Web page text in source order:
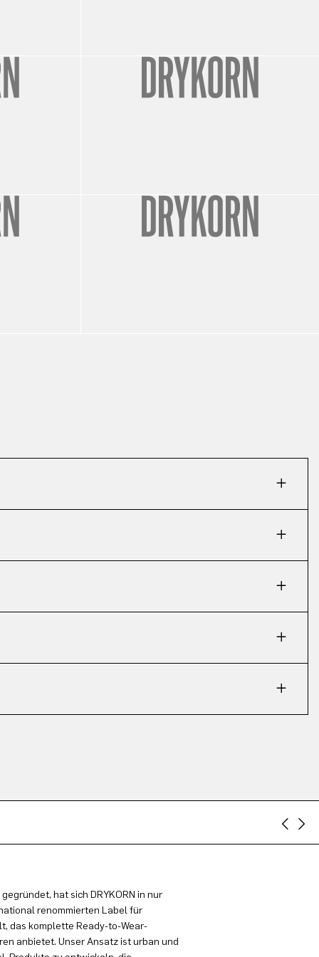
hat sich DRYKORN in nur
renommierten Label für
das komplette Ready-to-Wear-
anbietet. Unser Ansatz ist urban und